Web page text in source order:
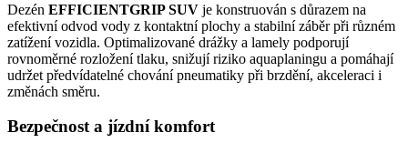
Dezén EFFICIENTGRIP SUV je konstruován s důrazem na
efektivní odvod vody z kontaktní plochy a stabilní záběr při různém
zatížení vozidla. Optimalizované drážky a lamely podporují
rovnoměrné rozložení tlaku, snižují riziko aquaplaningu a pomáhají
udržet předvídatelné chování pneumatiky při brzdění, akceleraci i
změnách směru.
Bezpečnost a jízdní komfort